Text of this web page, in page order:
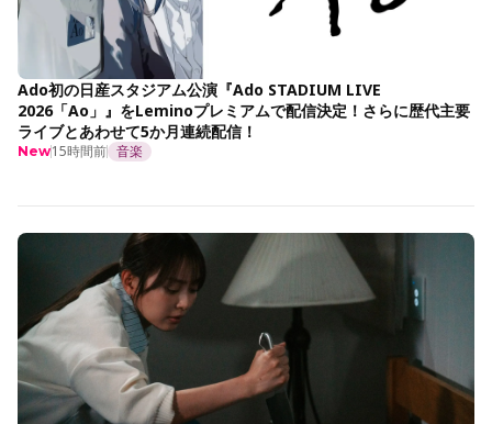
Ado初の日産スタジアム公演『Ado STADIUM LIVE
2026「Ao」』をLeminoプレミアムで配信決定！さらに歴代主要
ライブとあわせて5か月連続配信！
New15時間前 音楽